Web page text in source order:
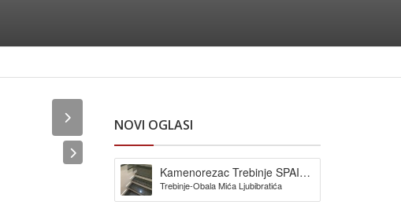
NOVI OGLASI
Kamenorezac Trebinje SPAIĆ-
izrada spomenika
Trebinje-Obala Mića Ljubibratića